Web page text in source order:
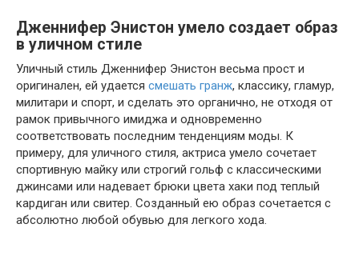
Дженнифер Энистон умело создает образ
в уличном стиле
Уличный стиль Дженнифер Энистон весьма прост и
оригинален, ей удается смешать гранж, классику, гламур,
милитари и спорт, и сделать это органично, не отходя от
рамок привычного имиджа и одновременно
соответствовать последним тенденциям моды. К
примеру, для уличного стиля, актриса умело сочетает
спортивную майку или строгий гольф с классическими
джинсами или надевает брюки цвета хаки под теплый
кардиган или свитер. Созданный ею образ сочетается с
абсолютно любой обувью для легкого хода.